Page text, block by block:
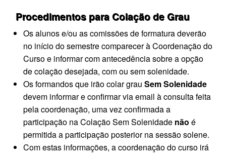
Procedimentos para Colação de Grau
Os alunos e/ou as comissões de formatura deverão
no início do semestre comparecer à Coordenação do
Curso e informar com antecedência sobre a opção
de colação desejada, com ou sem solenidade.
Os formandos que irão colar grau Sem Solenidade
devem informar e confirmar via email à consulta feita
pela coordenação, uma vez confirmada a
participação na Colação Sem Solenidade não é
permitida a participação posterior na sessão solene.
Com estas informações, a coordenação do curso irá